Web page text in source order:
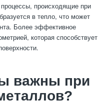
происходящие при
в тепло, что может
Более эффективное
которая способствует
важны при